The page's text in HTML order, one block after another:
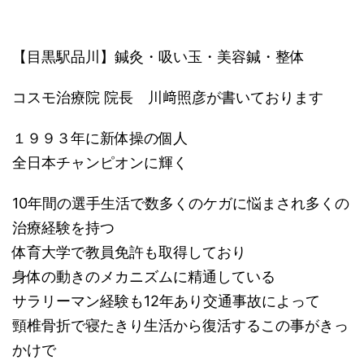
【目黒駅品川】鍼灸・吸い玉・美容鍼・整体
コスモ治療院 院長 川﨑照彦が書いております
１９９３年に新体操の個人
全日本チャンピオンに輝く
10年間の選手生活で数多くのケガに悩まされ多くの
治療経験を持つ
体育大学で教員免許も取得しており
身体の動きのメカニズムに精通している
サラリーマン経験も12年あり交通事故によって
頸椎骨折で寝たきり生活から復活するこの事がきっ
かけで